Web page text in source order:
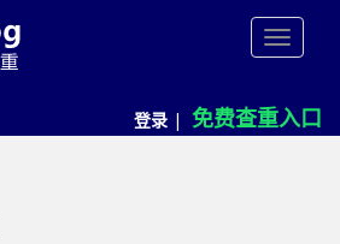
登录 | 免费查重入口